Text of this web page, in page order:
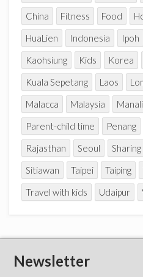
China
Fitness Food
HuaLien
Indonesia Ipoh
Kaohsiung
Kids Korea
Kuala Sepetang
Laos
Malacca
Malaysia Manali
Parent-child time
Penang
Rajasthan
Seoul Sharing
Sitiawan
Taipei Taiping
Travel with kids
Udaipur
Newsletter